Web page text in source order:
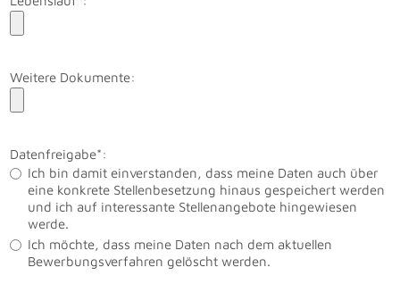
Weitere Dokumente:
Datenfreigabe*:
Ich bin damit einverstanden, dass meine Daten auch über
eine konkrete Stellenbesetzung hinaus gespeichert werden
und ich auf interessante Stellenangebote hingewiesen
werde.
Ich möchte, dass meine Daten nach dem aktuellen
Bewerbungsverfahren gelöscht werden.